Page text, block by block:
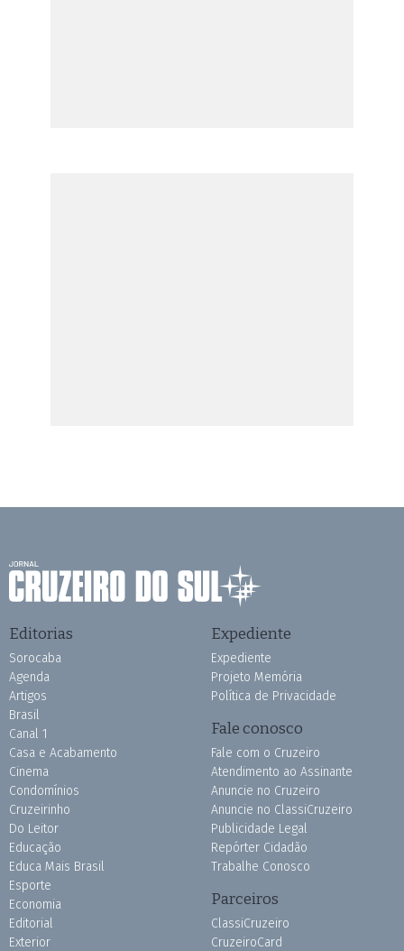
Editorias
Sorocaba
Agenda
Artigos
Brasil
Canal 1
Casa e Acabamento
Cinema
Condomínios
Cruzeirinho
Do Leitor
Educação
Educa Mais Brasil
Esporte
Economia
Editorial
Exterior
Expediente
Expediente
Projeto Memória
Política de Privacidade
Fale conosco
Fale com o Cruzeiro
Atendimento ao Assinante
Anuncie no Cruzeiro
Anuncie no ClassiCruzeiro
Publicidade Legal
Repórter Cidadão
Trabalhe Conosco
Parceiros
ClassiCruzeiro
CruzeiroCard